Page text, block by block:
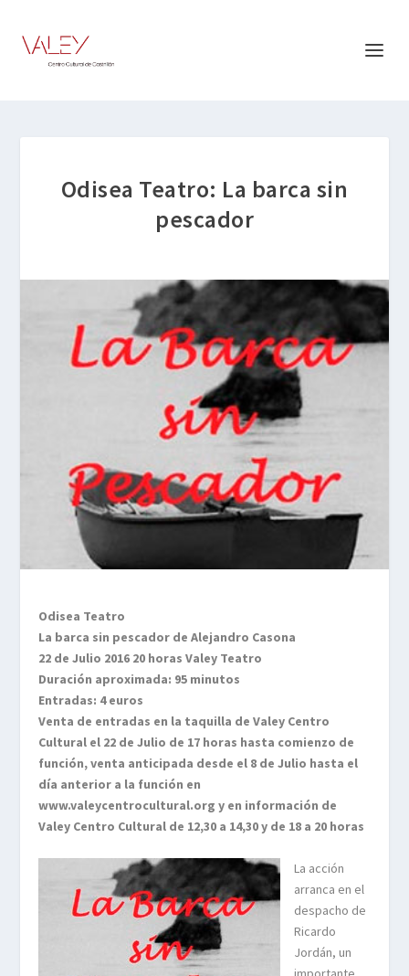
Odisea Teatro: La barca sin
pescador
Odisea Teatro
La barca sin pescador de Alejandro Casona
22 de Julio 2016 20 horas Valey Teatro
Duración aproximada: 95 minutos
Entradas: 4 euros
Venta de entradas en la taquilla de Valey Centro
Cultural el 22 de Julio de 17 horas hasta comienzo de
función, venta anticipada desde el 8 de Julio hasta el
día anterior a la función en
www.valeycentrocultural.org y en información de
Valey Centro Cultural de 12,30 a 14,30 y de 18 a 20 horas
La acción
arranca en el
despacho de
Ricardo
Jordán, un